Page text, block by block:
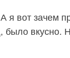
я вот зачем
было вкусно.